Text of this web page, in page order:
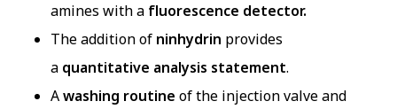
amines with a fluorescence detector.
The addition of ninhydrin provides
a quantitative analysis statement.
Awashing routine of the injection valve and